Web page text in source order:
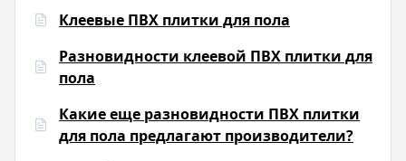
Клеевые ПВХ плитки для пола
Разновидности клеевой ПВХ плитки для
пола
Какие еще разновидности ПВХ плитки
для пола предлагают производители?